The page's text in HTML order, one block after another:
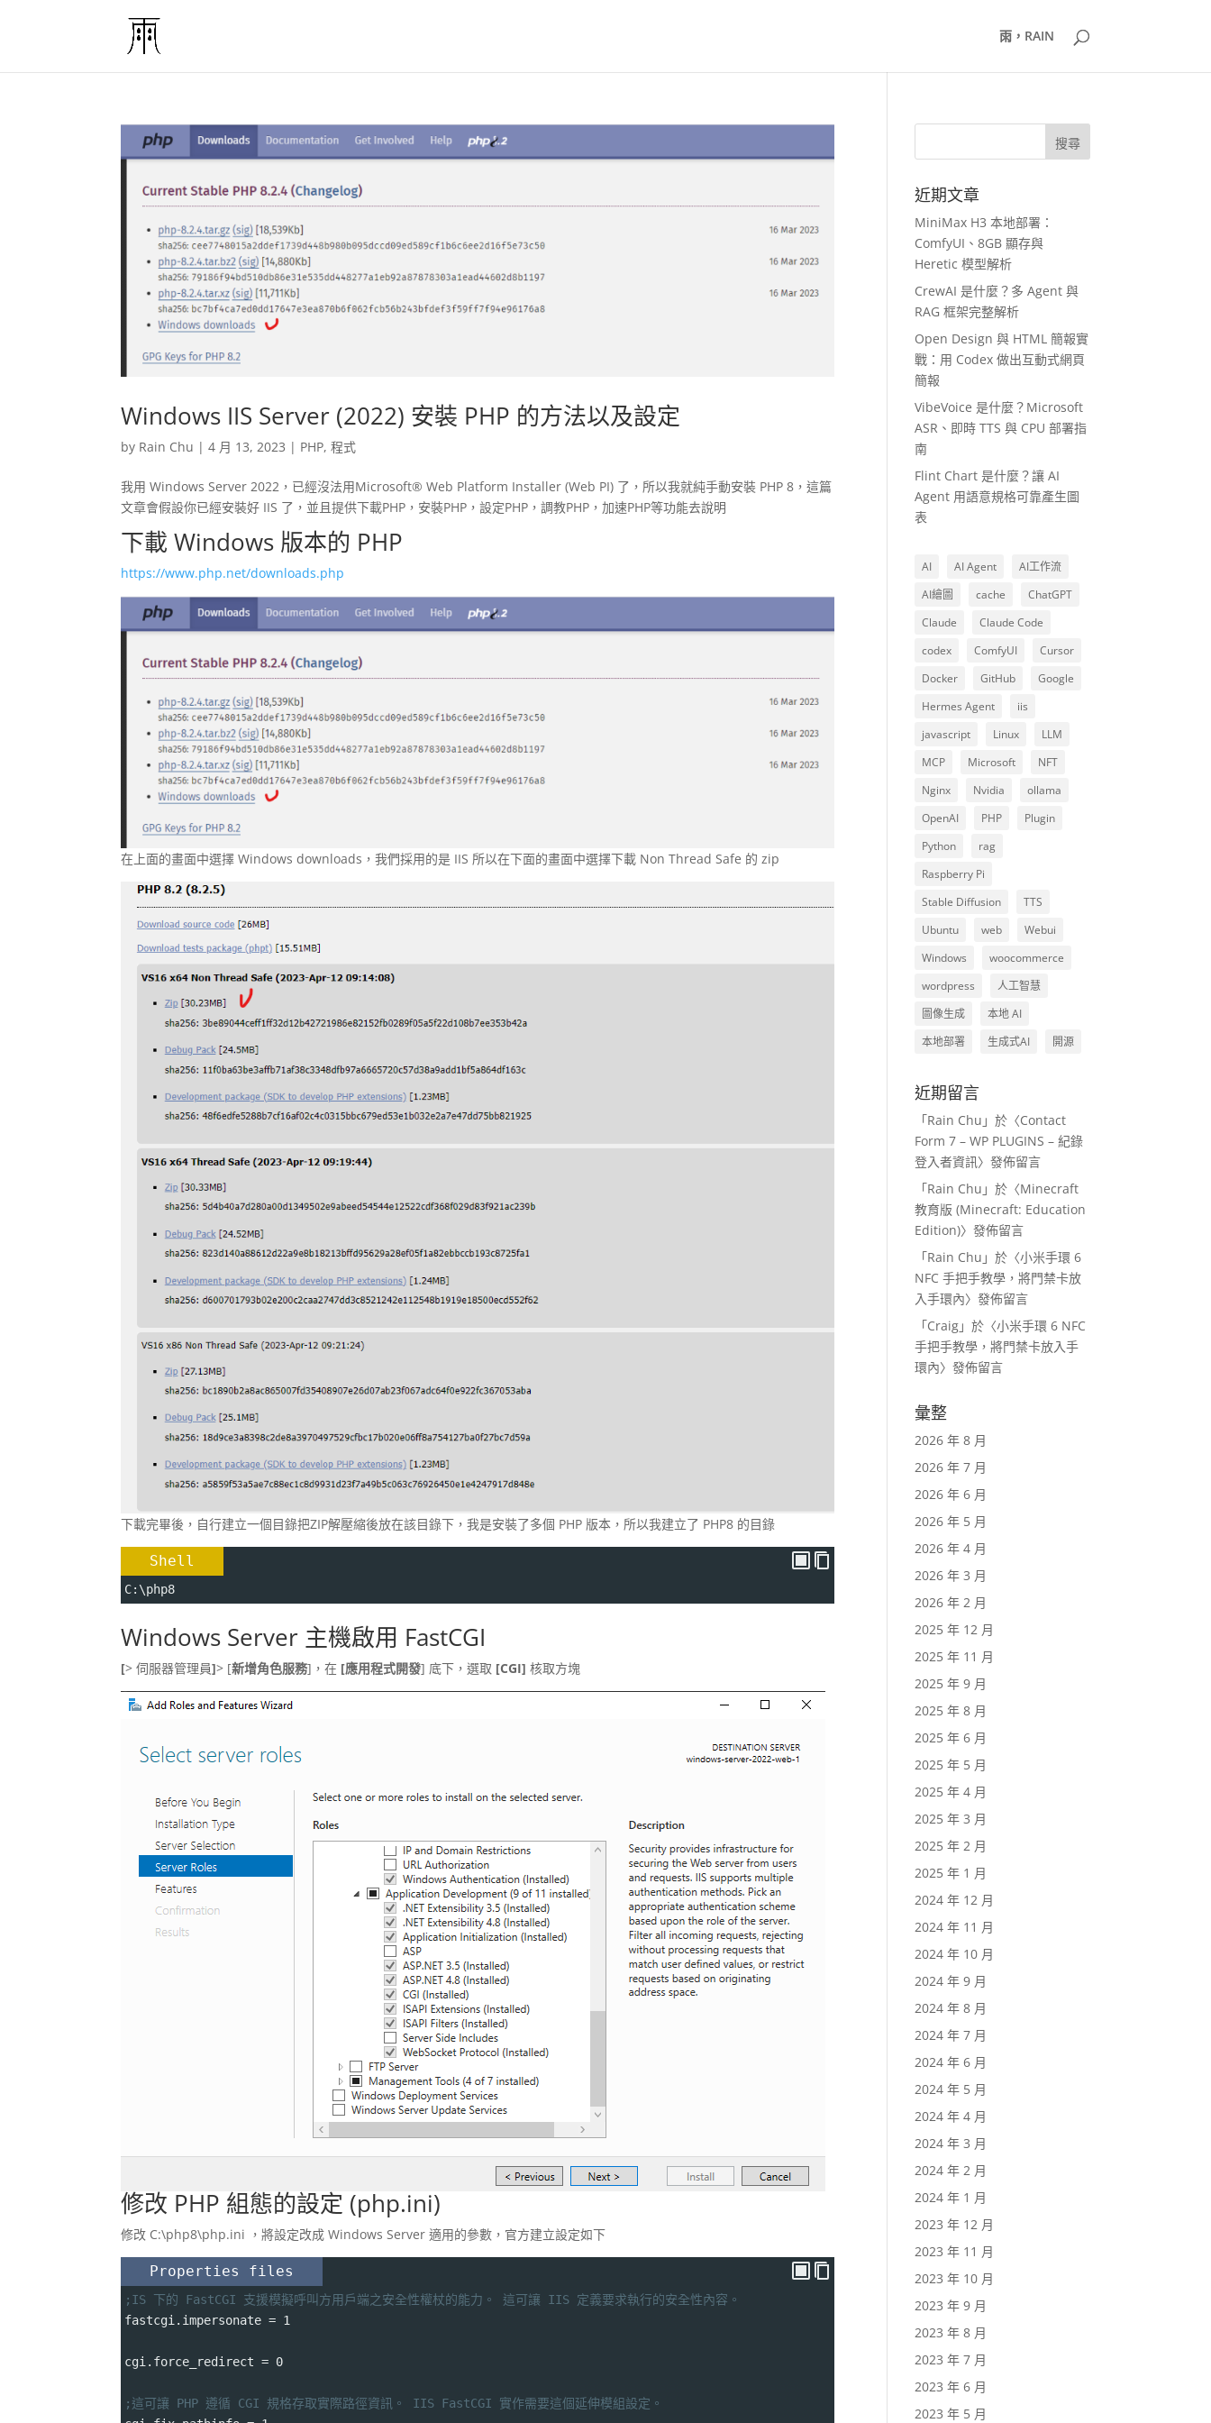
雨，RAIN
Windows IIS Server (2022) 安裝 PHP 的方法以及設定
by Rain Chu |4 月 13, 2023 | PHP,程式
我用 Windows Server 2022，已經沒法用Microsoft® Web Platform Installer (Web PI) 了，所以我就純手動安裝 PHP 8，這篇
文章會假設你已經安裝好 IIS 了，並且提供下載PHP，安裝PHP，設定PHP，調教PHP，加速PHP等功能去說明
下載 Windows 版本的 PHP
https://www.php.net/downloads.php
在上面的畫面中選擇 Windows downloads，我們採用的是 IIS 所以在下面的畫面中選擇下載 Non Thread Safe 的 zip
下載完畢後，自行建立一個目錄把ZIP解壓縮後放在該目錄下，我是安裝了多個 PHP 版本，所以我建立了 PHP8 的目錄
Shell
C:\php8
Windows Server 主機啟用 FastCGI
[> 伺服器管理員]> [新增角色服務]，在 [應用程式開發] 底下，選取 [CGI] 核取方塊
修改 PHP 組態的設定 (php.ini)
修改 C:\php8\php.ini ，將設定改成 Windows Server 適用的參數，官方建立設定如下
Properties files
;IS 下的 FastCGI 支援模擬呼叫方用戶端之安全性權杖的能力。 這可讓 IIS 定義要求執行的安全性內容。
fastcgi.impersonate = 1
cgi.force_redirect = 0
;這可讓 PHP 遵循 CGI 規格存取實際路徑資訊。 IIS FastCGI 實作需要這個延伸模組設定。
近期文章
MiniMax H3 本地部署：
ComfyUI、8GB 顯存與
Heretic 模型解析
CrewAI 是什麼？多 Agent 與
RAG 框架完整解析
Open Design 與 HTML 簡報實
戰：用 Codex 做出互動式網頁
簡報
VibeVoice 是什麼？Microsoft
ASR、即時 TTS 與 CPU 部署指
南
Flint Chart 是什麼？讓 AI
Agent 用語意規格可靠產生圖
表
AI AI Agent
AI工作流
AI繪圖
cache
ChatGPT
Claude
Claude Code
codex
ComfyUI
Cursor
Docker
GitHub
Google
Hermes Agent
iis
javascript
Linux
LLM
MCP
Microsoft
NFT
Nginx
Nvidia
ollama
OpenAI
PHP
Plugin
Python
rag
Raspberry Pi
Stable Diffusion
TTS
Ubuntu
web
Webui
Windows
woocommerce
wordpress
人工智慧
圖像生成
本地 AI
本地部署
生成式AI 開源
近期留言
「Rain Chu 」於〈Contact
Form 7 – WP PLUGINS – 紀錄
登入者資訊〉發佈留言
「Rain Chu 」於〈Minecraft
教育版 (Minecraft: Education
Edition)〉發佈留言
「Rain Chu 」於〈小米手環 6
NFC 手把手教學，將門禁卡放
入手環內〉發佈留言
「Craig 」於〈小米手環 6 NFC
手把手教學，將門禁卡放入手
環內〉發佈留言
彙整
2026 年 8 月
2026 年 7 月
2026 年 6 月
2026 年 5 月
2026 年 4 月
2026 年 3 月
2026 年 2 月
2025 年 12 月
2025 年 11 月
2025 年 9 月
2025 年 8 月
2025 年 6 月
2025 年 5 月
2025 年 4 月
2025 年 3 月
2025 年 2 月
2025 年 1 月
2024 年 12 月
2024 年 11 月
2024 年 10 月
2024 年 9 月
2024 年 8 月
2024 年 7 月
2024 年 6 月
2024 年 5 月
2024 年 4 月
2024 年 3 月
2024 年 2 月
2024 年 1 月
2023 年 12 月
2023 年 11 月
2023 年 10 月
2023 年 9 月
2023 年 8 月
2023 年 7 月
2023 年 6 月
2023 年 5 月